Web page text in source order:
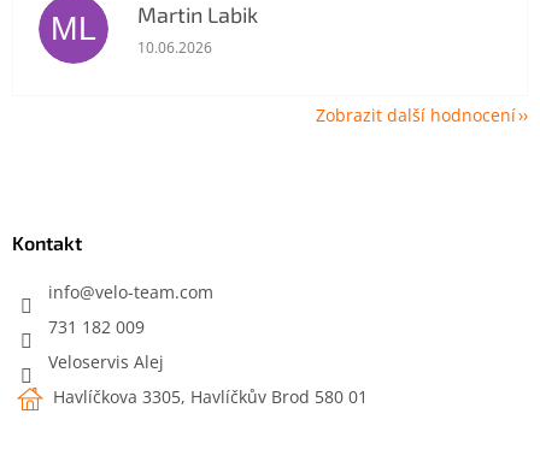
ML Martin Labik
Hodnocení obchodu je 5 z 5 hvězdiček.
10.06.2026
Zobrazit další hodnocení
Kontakt
info@velo-team.com
731 182 009
Veloservis Alej
Havlíčkova 3305, Havlíčkův Brod 580 01